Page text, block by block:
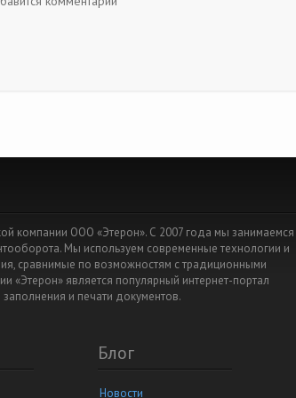
компании ООО «Этерон». С 2007 года мы занимаемся
Мы используем современные технологии и
сравнимые по возможностям с традиционными
«Этерон» является популярный интернет-портал
и печати документов.
Блог
Новости